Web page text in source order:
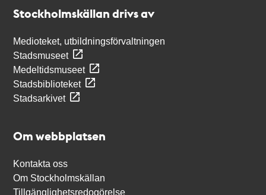
Stockholmskällan drivs av
Medioteket, utbildningsförvaltningen
Stadsmuseet
Medeltidsmuseet
Stadsbiblioteket
Stadsarkivet
Om webbplatsen
Kontakta oss
Om Stockholmskällan
Tillgänglighetsredogörelse